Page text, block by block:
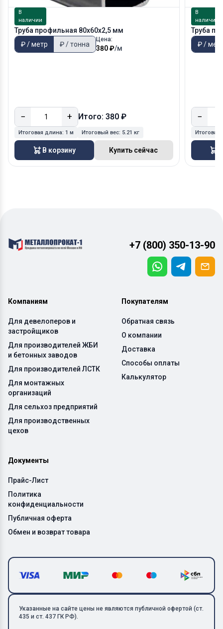
В
наличии
Труба профильная 80х60х2,5 мм
₽ / метр
₽ / тонна
Цена:
380 ₽/м
− + Итого: 380 ₽
Итоговая длина: 1 м Итоговый вес: 5.21 кг
В корзину Купить сейчас
В
наличии
Труба
₽ /
−
+7 (800) 350-13-90
Компаниям
Для девелоперов и
застройщиков
Для производителей ЖБИ
и бетонных заводов
Для производителей ЛСТК
Для монтажных
организаций
Для сельхоз предприятий
Для производственных
цехов
Покупателям
Обратная связь
О компании
Доставка
Способы оплаты
Калькулятор
Документы
Прайс-Лист
Политика
конфиденциальности
Публичная оферта
Обмен и возврат товара
Указанные на сайте цены не являются публичной офертой (ст.
435 и ст. 437 ГК РФ).